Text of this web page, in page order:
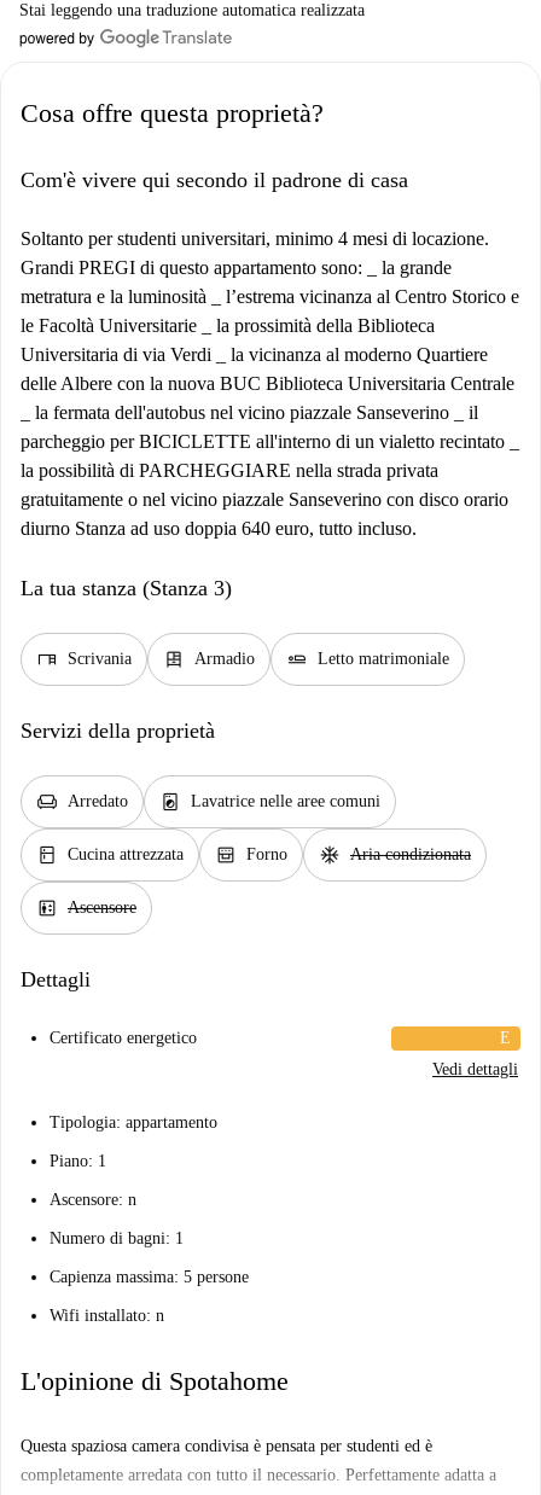
Stai leggendo una traduzione automatica realizzata
Cosa offre questa proprietà?
Com'è vivere qui secondo il padrone di casa
Soltanto per studenti universitari, minimo 4 mesi di locazione.
Grandi PREGI di questo appartamento sono: _ la grande
metratura e la luminosità _ l’estrema vicinanza al Centro Storico e
le Facoltà Universitarie _ la prossimità della Biblioteca
Universitaria di via Verdi _ la vicinanza al moderno Quartiere
delle Albere con la nuova BUC Biblioteca Universitaria Centrale
_ la fermata dell'autobus nel vicino piazzale Sanseverino _ il
parcheggio per BICICLETTE all'interno di un vialetto recintato _
la possibilità di PARCHEGGIARE nella strada privata
gratuitamente o nel vicino piazzale Sanseverino con disco orario
diurno Stanza ad uso doppia 640 euro, tutto incluso.
La tua stanza (Stanza 3)
desk Scrivania dresser Armadio airline_seat_flat Letto matrimoniale
Servizi della proprietà
chair Arredato local_laundry_service Lavatrice nelle aree comuni
kitchen Cucina attrezzata oven_gen Forno ac_unit Aria condizionata
elevator Ascensore
Dettagli
Certificato energetico
E
Vedi dettagli
Tipologia: appartamento
Piano: 1
Ascensore: n
Numero di bagni: 1
Capienza massima: 5 persone
Wifi installato: n
L'opinione di Spotahome
Questa spaziosa camera condivisa è pensata per studenti ed è
completamente arredata con tutto il necessario. Perfettamente adatta a